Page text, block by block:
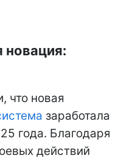
новация:
что новая
заработала
года. Благодаря
действий